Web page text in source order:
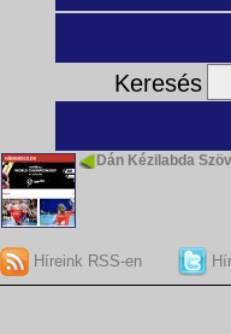
Keresés
Dán Kézilabda
Híreink RSS-en